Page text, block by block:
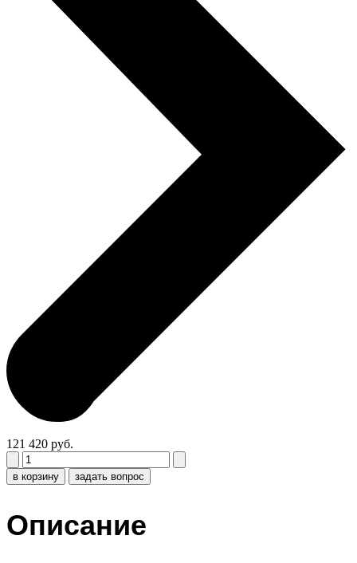
121 420 руб.
в корзину задать вопрос
Описание